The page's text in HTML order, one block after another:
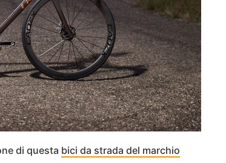
di questa bici da strada del marchio